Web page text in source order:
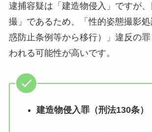
逮捕容疑は「建造物侵入」ですが
撮」であるため、「性的姿態撮影
惑防止条例等から移行）」違反の
われる可能性が高いです。
建造物侵入罪（刑法130条）